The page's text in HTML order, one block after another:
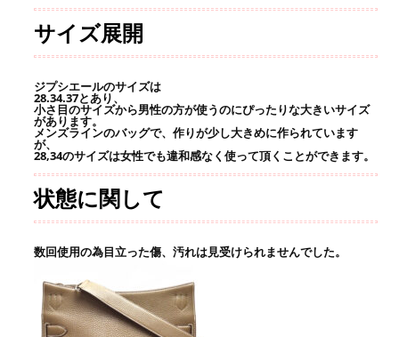
サイズ展開
ジプシエールのサイズは
28.34.37とあり、
小さ目のサイズから男性の方が使うのにぴったりな大きいサイズ
があります。
メンズラインのバッグで、作りが少し大きめに作られています
が、
28,34のサイズは女性でも違和感なく使って頂くことができます。
状態に関して
数回使用の為目立った傷、汚れは見受けられませんでした。